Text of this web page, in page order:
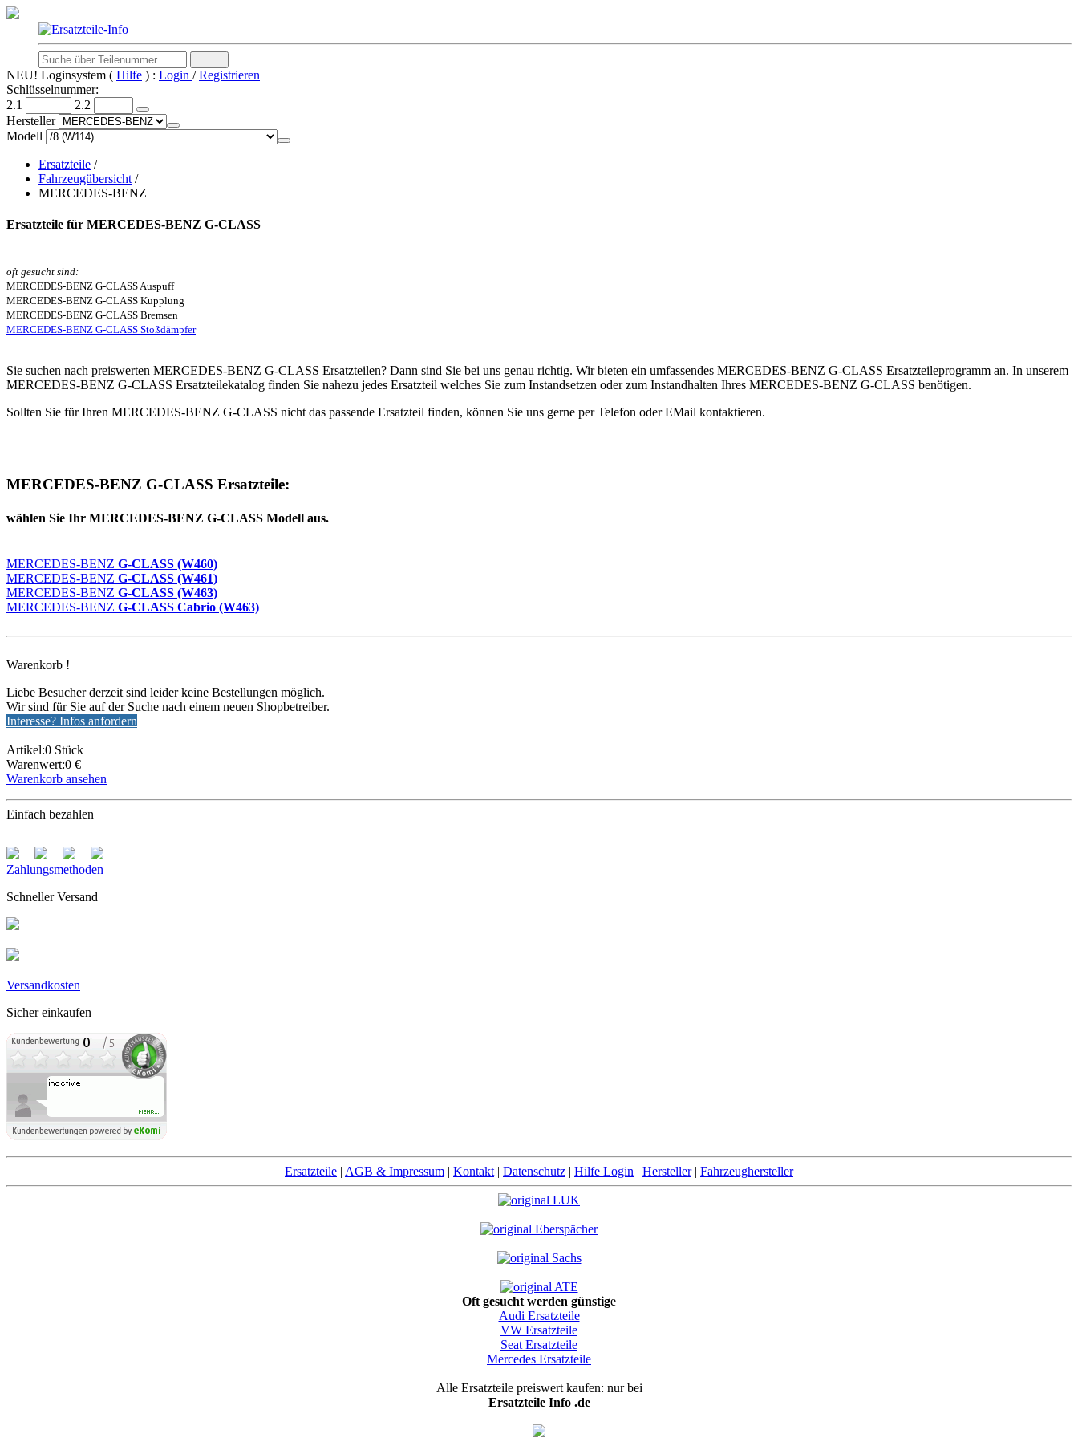
NEU! Loginsystem ( Hilfe ) : Login /Registrieren
Schlüsselnummer:
2.1
2.2
Hersteller
Modell
Ersatzteile /
Fahrzeugübersicht /
MERCEDES-BENZ
Ersatzteile für MERCEDES-BENZ G-CLASS
oft gesucht sind:
MERCEDES-BENZ G-CLASS Auspuff
MERCEDES-BENZ G-CLASS Kupplung
MERCEDES-BENZ G-CLASS Bremsen
MERCEDES-BENZ G-CLASS Stoßdämpfer
Sie suchen nach preiswerten MERCEDES-BENZ G-CLASS Ersatzteilen? Dann sind Sie bei uns genau richtig. Wir bieten ein umfassendes MERCEDES-BENZ G-CLASS Ersatzteileprogramm an. In unserem
MERCEDES-BENZ G-CLASS Ersatzteilekatalog finden Sie nahezu jedes Ersatzteil welches Sie zum Instandsetzen oder zum Instandhalten Ihres MERCEDES-BENZ G-CLASS benötigen.
Sollten Sie für Ihren MERCEDES-BENZ G-CLASS nicht das passende Ersatzteil finden, können Sie uns gerne per Telefon oder EMail kontaktieren.
MERCEDES-BENZ G-CLASS Ersatzteile:
wählen Sie Ihr MERCEDES-BENZ G-CLASS Modell aus.
MERCEDES-BENZ G-CLASS (W460)
MERCEDES-BENZ G-CLASS (W461)
MERCEDES-BENZ G-CLASS (W463)
MERCEDES-BENZ G-CLASS Cabrio (W463)
Warenkorb !
Liebe Besucher derzeit sind leider keine Bestellungen möglich.
Wir sind für Sie auf der Suche nach einem neuen Shopbetreiber.
Interesse? Infos anfordern
Artikel:0 Stück
Warenwert:0 €
Warenkorb ansehen
Einfach bezahlen
Zahlungsmethoden
Schneller Versand
Versandkosten
Sicher einkaufen
Ersatzteile | AGB & Impressum | Kontakt | Datenschutz | Hilfe Login | Hersteller| Fahrzeughersteller
Oft gesucht werden günstige
Audi Ersatzteile
VW Ersatzteile
Seat Ersatzteile
Mercedes Ersatzteile
Alle Ersatzteile preiswert kaufen: nur bei
Ersatzteile Info .de